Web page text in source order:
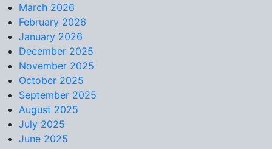
March 2026
February 2026
January 2026
December 2025
November 2025
October 2025
September 2025
August 2025
July 2025
June 2025